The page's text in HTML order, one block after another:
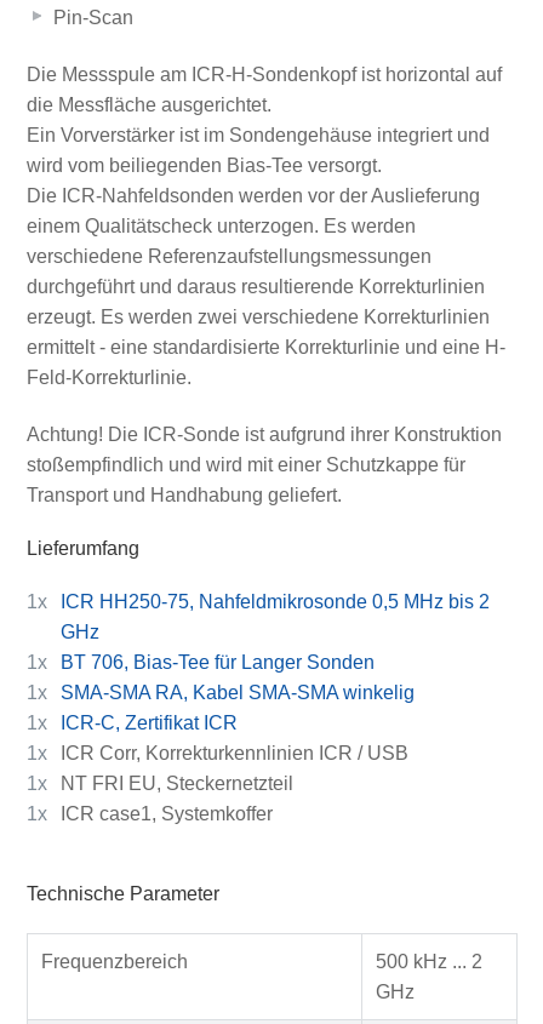
Pin-Scan
Die Messspule am ICR-H-Sondenkopf ist horizontal auf
die Messfläche ausgerichtet.
Ein Vorverstärker ist im Sondengehäuse integriert und
wird vom beiliegenden Bias-Tee versorgt.
Die ICR-Nahfeldsonden werden vor der Auslieferung
einem Qualitätscheck unterzogen. Es werden
verschiedene Referenzaufstellungsmessungen
durchgeführt und daraus resultierende Korrekturlinien
erzeugt. Es werden zwei verschiedene Korrekturlinien
ermittelt - eine standardisierte Korrekturlinie und eine H-
Feld-Korrekturlinie.
Achtung! Die ICR-Sonde ist aufgrund ihrer Konstruktion
stoßempfindlich und wird mit einer Schutzkappe für
Transport und Handhabung geliefert.
Lieferumfang
1x
ICR HH250-75, Nahfeldmikrosonde 0,5 MHz bis 2
GHz
1x
BT 706, Bias-Tee für Langer Sonden
1x
SMA-SMA RA, Kabel SMA-SMA winkelig
1x
ICR-C, Zertifikat ICR
1x
ICR Corr, Korrekturkennlinien ICR / USB
1x
NT FRI EU, Steckernetzteil
1x
ICR case1, Systemkoffer
Technische Parameter
Frequenzbereich
500 kHz ... 2
GHz